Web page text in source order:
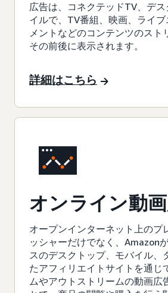
広告は、コネクテッドTV、デ
イルで、TV番組、映画、ライ
メントなどのコンテンツのスト
その前後に表示されます。
詳細はこちら
オンライン動
オープンインターネット上のプ
ッシャーだけでなく、Amazon
スのデスクトップ、モバイル、
たアフィリエイトサイトを通じ
ムやアウトストリームの動画広